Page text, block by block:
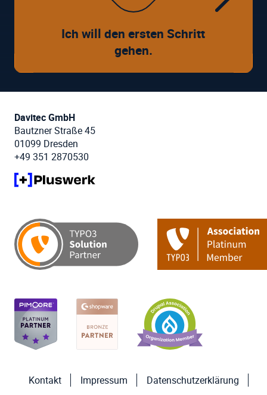
Ich will den ersten Schritt
gehen.
Davitec GmbH
Bautzner Straße 45
01099 Dresden
+49 351 2870530
Kontakt Impressum
Datenschutzerklärung